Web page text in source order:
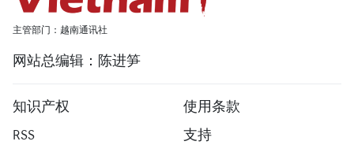
主管部门：越南通讯社
网站总编辑：陈进笋
知识产权
使用条款
RSS
支持